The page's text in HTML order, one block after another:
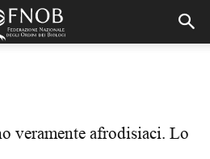
veramente afrodisiaci. Lo